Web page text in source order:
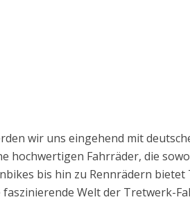
wir uns eingehend mit
hochwertigen Fahrräder, die
bis hin zu Rennrädern
Welt der Tretwerk-